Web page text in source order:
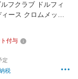
フクラブ ドルフィ
ース クロムメッキ
シャフト kasco キ
付与
定
税